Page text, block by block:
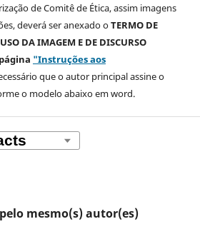
de Comitê de Ética, assim imagens
deverá ser anexado oTERMO DE
DA IMAGEM E DE DISCURSO
"Instruções aos
que o autor principal assine o
o modelo abaixo em word.
mesmo(s) autor(es)